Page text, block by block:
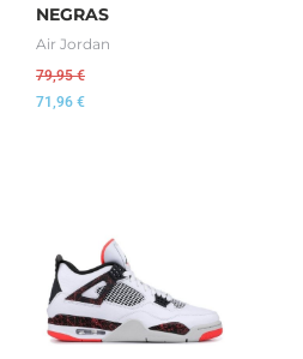
NEGRAS
Air Jordan
79,95€
71,96 €